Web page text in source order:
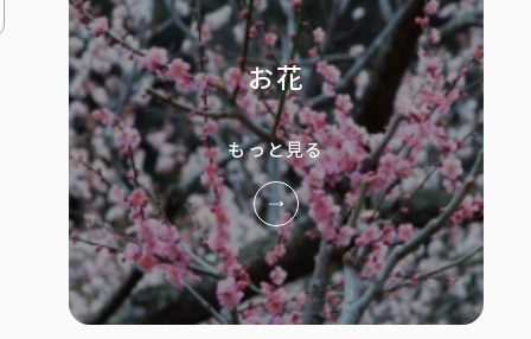
お花
もっと見る